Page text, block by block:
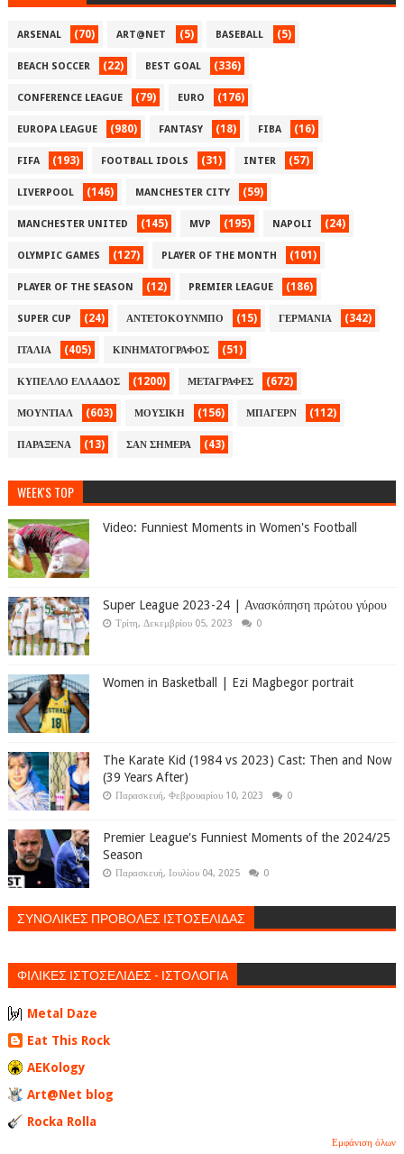
ARSENAL (70) ART@NET (5) BASEBALL (5)
BEACH SOCCER (22) BEST GOAL (336)
CONFERENCE LEAGUE (79) EURO (176)
EUROPA LEAGUE (980) FANTASY (18) FIBA (16)
FIFA (193) FOOTBALL IDOLS (31) INTER (57)
LIVERPOOL (146) MANCHESTER CITY (59)
MANCHESTER UNITED (145) MVP (195) NAPOLI (24)
OLYMPIC GAMES (127) PLAYER OF THE MONTH (101)
PLAYER OF THE SEASON (12) PREMIER LEAGUE (186)
SUPER CUP (24) ΑΝΤΕΤΟΚΟΥΝΜΠΟ (15) ΓΕΡΜΑΝΙΑ (342)
ΙΤΑΛΙΑ (405) ΚΙΝΗΜΑΤΟΓΡΑΦΟΣ (51)
ΚΥΠΕΛΛΟ ΕΛΛΑΔΟΣ (1200) ΜΕΤΑΓΡΑΦΕΣ (672)
ΜΟΥΝΤΙΑΛ (603) ΜΟΥΣΙΚΗ (156) ΜΠΑΓΕΡΝ (112)
ΠΑΡΑΞΕΝΑ (13) ΣΑΝ ΣΗΜΕΡΑ (43)
WEEK'S TOP
Video: Funniest Moments in Women's Football
Super League 2023-24 | Ανασκόπηση πρώτου γύρου
Τρίτη, Δεκεμβρίου 05, 2023 0
Women in Basketball | Ezi Magbegor portrait
The Karate Kid (1984 vs 2023) Cast: Then and Now
(39 Years After)
Παρασκευή, Φεβρουαρίου 10, 2023 0
Premier League's Funniest Moments of the 2024/25
Season
Παρασκευή, Ιουλίου 04, 2025 0
ΣΥΝΟΛΙΚΕΣ ΠΡΟΒΟΛΕΣ ΙΣΤΟΣΕΛΙΔΑΣ
ΦΙΛΙΚΕΣ ΙΣΤΟΣΕΛΙΔΕΣ - ΙΣΤΟΛΟΓΙΑ
Metal Daze
Eat This Rock
AEKology
Art@Net blog
Rocka Rolla
Εμφάνιση όλων